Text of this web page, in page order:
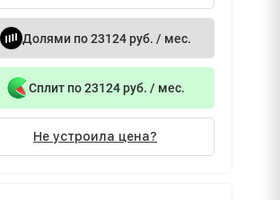
Долями по 23124 руб. / мес.
Сплит по 23124 руб. / мес.
Не устроила цена?